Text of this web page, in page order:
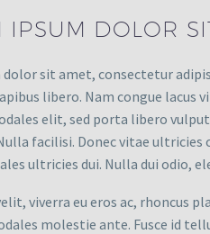
IPSUM DOLOR
sit amet, consectetur
libero. Nam congue
elit, sed porta libero
facilisi. Donec vitae
ultricies dui. Nulla dui odio,
viverra eu eros ac, rhoncus
molestie ante. Fusce id